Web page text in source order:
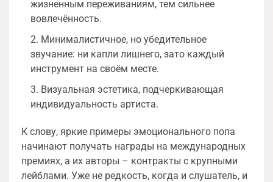
жизненным переживаниям, тем сильнее
вовлечённость.
Минималистичное, но убедительное
звучание: ни капли лишнего, зато каждый
инструмент на своём месте.
Визуальная эстетика, подчеркивающая
индивидуальность артиста.
К слову, яркие примеры эмоционального попа
начинают получать награды на международных
премиях, а их авторы – контракты с крупными
лейблами. Уже не редкость, когда и слушатель, и